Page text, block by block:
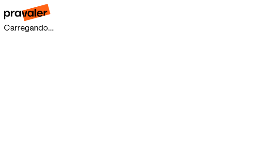
Carregando...